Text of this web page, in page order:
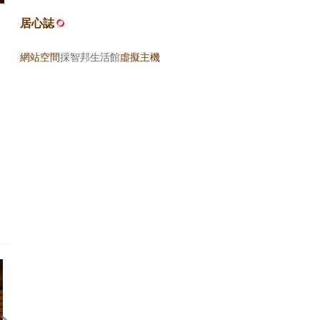
居心誌
網站空間採智邦生活館虛擬主機